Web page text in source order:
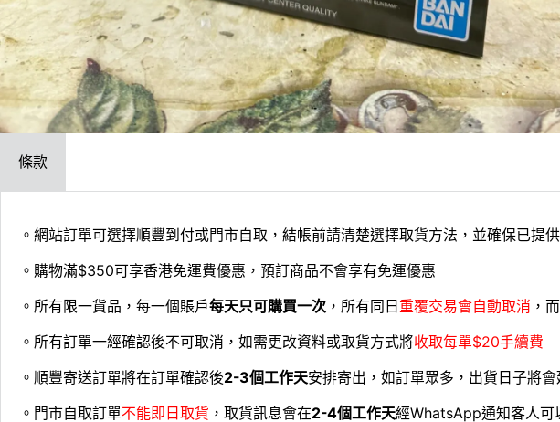
條款
。網站訂單可選擇順豐到付或門市自取，結帳前請清楚選擇取貨方法，並確保已提供
。購物滿$350可享香港免運費優惠，預訂商品不會享有免運優惠
。所有限一貨品，每一個賬戶每天只可購買一次 ，所有同日 重覆交易會自動取消 ，
。所有訂單一經確認後不可取消，如需更改資料或取貨方式將收取每單$20手續費
。順豐寄送訂單將在訂單確認後2-3個工作天安排寄出，如訂單眾多，出貨日子將
。門市自取訂單不能即日取貨 ，取貨訊息會在2-4個工作天經WhatsApp通知客人可